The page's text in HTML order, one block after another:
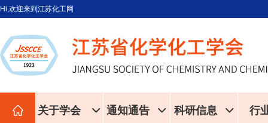
Hi,欢迎来到江苏化工网
关于学会 通知通告 科研信息 行